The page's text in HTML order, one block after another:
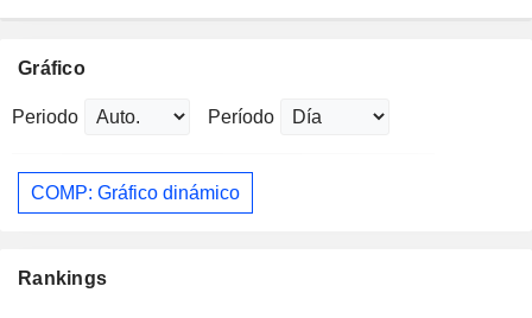
Gráfico
Periodo Período
COMP: Gráfico dinámico
Rankings